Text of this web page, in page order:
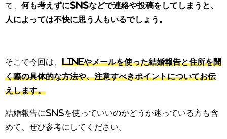
て、 何も考えずにSNSなどで連絡や投稿をしてしまうと、
人によっては不快に思う人もいるでしょう。
そこで今回は、 LINEやメールを使った結婚報告と住所を聞
く際の具体的な方法や、注意すべきポイントについてお伝
えします。
結婚報告にSNSを使っていいのかどうか迷っている方も含
めて、ぜひ参考にしてください。